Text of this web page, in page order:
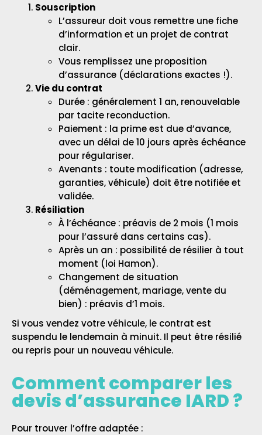
Souscription
L’assureur doit vous remettre une fiche
d’information et un projet de contrat
clair.
Vous remplissez une proposition
d’assurance (déclarations exactes !).
Vie du contrat
Durée : généralement 1 an, renouvelable
par tacite reconduction.
Paiement : la prime est due d’avance,
avec un délai de 10 jours après échéance
pour régulariser.
Avenants : toute modification (adresse,
garanties, véhicule) doit être notifiée et
validée.
Résiliation
À l’échéance : préavis de 2 mois (1 mois
pour l’assuré dans certains cas).
Après un an : possibilité de résilier à tout
moment (loi Hamon).
Changement de situation
(déménagement, mariage, vente du
bien) : préavis d’1 mois.
Si vous vendez votre véhicule, le contrat est
suspendu le lendemain à minuit. Il peut être résilié
ou repris pour un nouveau véhicule.
Comment comparer les
devis d’assurance IARD ?
Pour trouver l’offre adaptée :